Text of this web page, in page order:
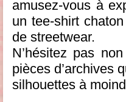
amusez-vous à
un tee-shirt
de streetwear.
N’hésitez pas
pièces d’archives
silhouettes à